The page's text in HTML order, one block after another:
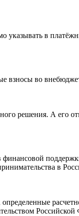
в
взносы во
решения. А его
в
Российской